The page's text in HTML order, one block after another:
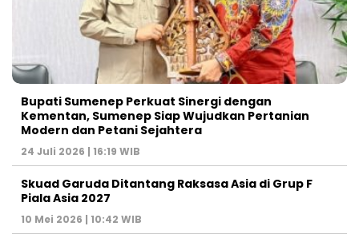
Bupati Sumenep Perkuat Sinergi dengan
Kementan, Sumenep Siap Wujudkan Pertanian
Modern dan Petani Sejahtera
24 Juli 2026 | 16:19 WIB
Skuad Garuda Ditantang Raksasa Asia di Grup F
Piala Asia 2027
10 Mei 2026 | 10:42 WIB